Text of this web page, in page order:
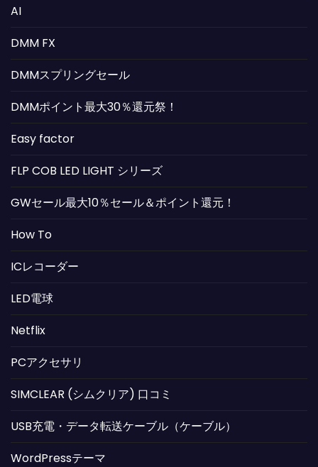
AI
DMM FX
DMMスプリングセール
DMMポイント最大30％還元祭！
Easy factor
FLP COB LED LIGHT シリーズ
GWセール最大10％セール＆ポイント還元！
How To
ICレコーダー
LED電球
Netflix
PCアクセサリ
SIMCLEAR (シムクリア) 口コミ
USB充電・データ転送ケーブル（ケーブル）
WordPressテーマ